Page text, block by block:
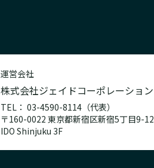
運営会社
株式会社ジェイドコーポレーション
TEL： 03-4590-8114（代表）
〒160-0022 東京都新宿区新宿5丁目9-12
IDO Shinjuku 3F